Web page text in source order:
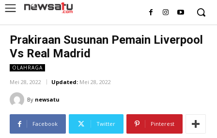
Prakiraan Susunan Pemain Liverpool
Vs Real Madrid
OLAHRAGA
Mei 28, 2022 Updated: Mei 28, 2022
By newsatu
Facebook Twitter Pinterest